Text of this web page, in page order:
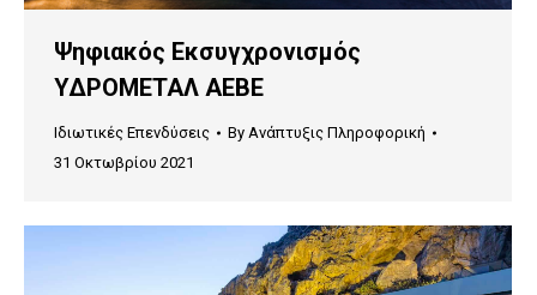
Ψηφιακός Εκσυγχρονισμός
ΥΔΡΟΜΕΤΑΛ ΑΕΒΕ
Ιδιωτικές Επενδύσεις By Ανάπτυξις Πληροφορική
31 Οκτωβρίου 2021